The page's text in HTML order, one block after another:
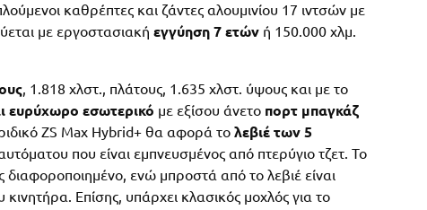
καθρέπτες και ζάντες αλουμινίου 17 ιντσών με
με εργοστασιακή εγγύηση 7 ετών ή 150.000 χλμ.
, 1.818 χλστ., πλάτους, 1.635 χλστ. ύψους και με το
ευρύχωρο εσωτερικό με εξίσου άνετο πορτ μπαγκάζ
ZS Max Hybrid+ θα αφορά το λεβιέ των 5
που είναι εμπνευσμένος από πτερύγιο τζετ. Το
ενώ μπροστά από το λεβιέ είναι
Επίσης, υπάρχει κλασικός μοχλός για το